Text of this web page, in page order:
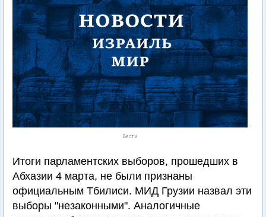
Вести
Итоги парламентских выборов, прошедших в
Абхазии 4 марта, не были признаны
официальным Тбилиси. МИД Грузии назвал эти
выборы "незаконными". Аналогичные